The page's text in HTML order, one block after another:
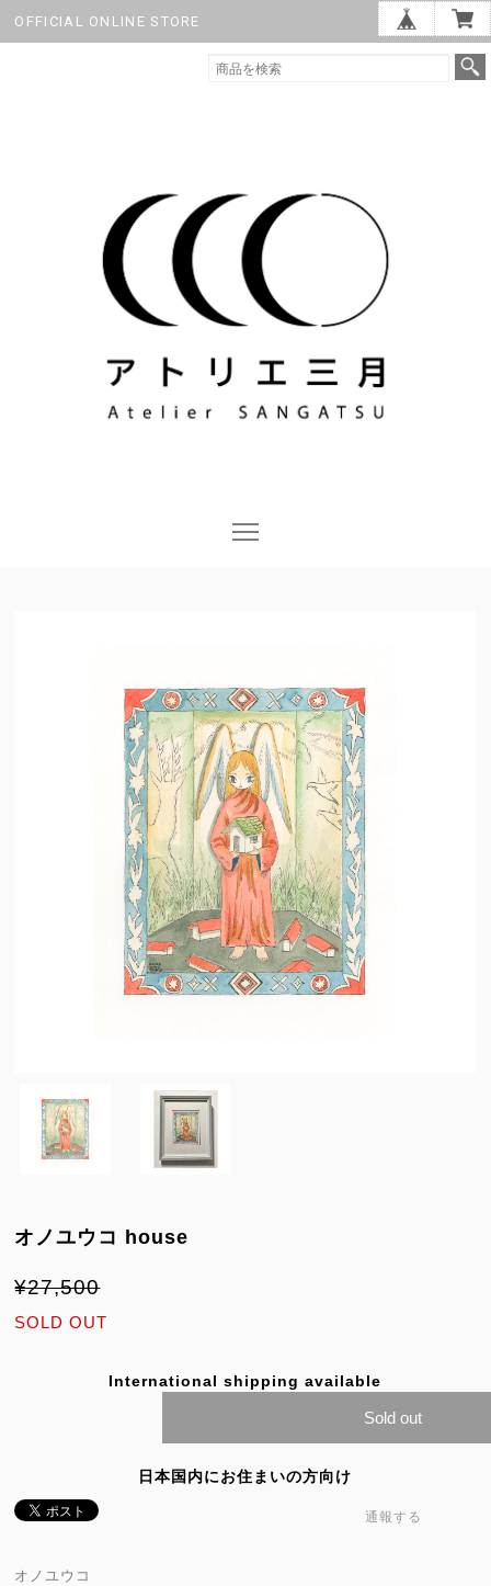
OFFICIAL ONLINE STORE
オノユウコ house
¥27,500
SOLD OUT
International shipping available
Sold out
日本国内にお住まいの方向け
通報する
オノユウコ